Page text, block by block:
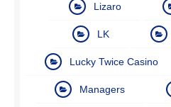
Lizaro
LK
Lucky Twice Casino
Managers